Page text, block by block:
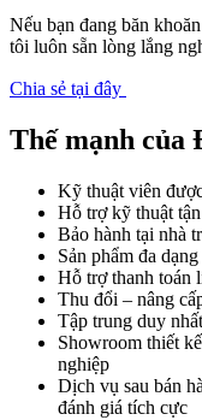
Nếu bạn đang băn
tôi luôn sẵn lòng lắng
Chia sẻ tại đây
Thế mạnh của
Kỹ thuật viên
Hỗ trợ kỹ thuật
Bảo hành tại nhà
Sản phẩm đa
Hỗ trợ thanh toán
Thu đổi – nâng
Tập trung duy
Showroom thiết
nghiệp
Dịch vụ sau bán
đánh giá tích cực